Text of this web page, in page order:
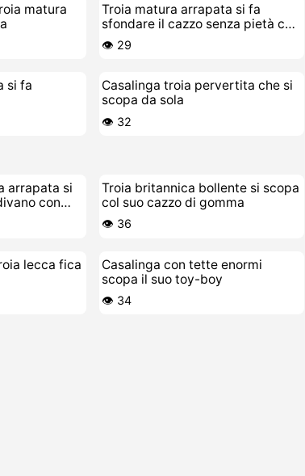
matura
Troia matura arrapata si fa
sfondare il cazzo senza pietà con
sborrata dentro
👁️ 29
si fa
Casalinga troia pervertita che si
scopa da sola
👁️ 32
arrapata si
con
Troia britannica bollente si scopa
col suo cazzo di gomma
👁️ 36
lecca fica
Casalinga con tette enormi
scopa il suo toy-boy
👁️ 34